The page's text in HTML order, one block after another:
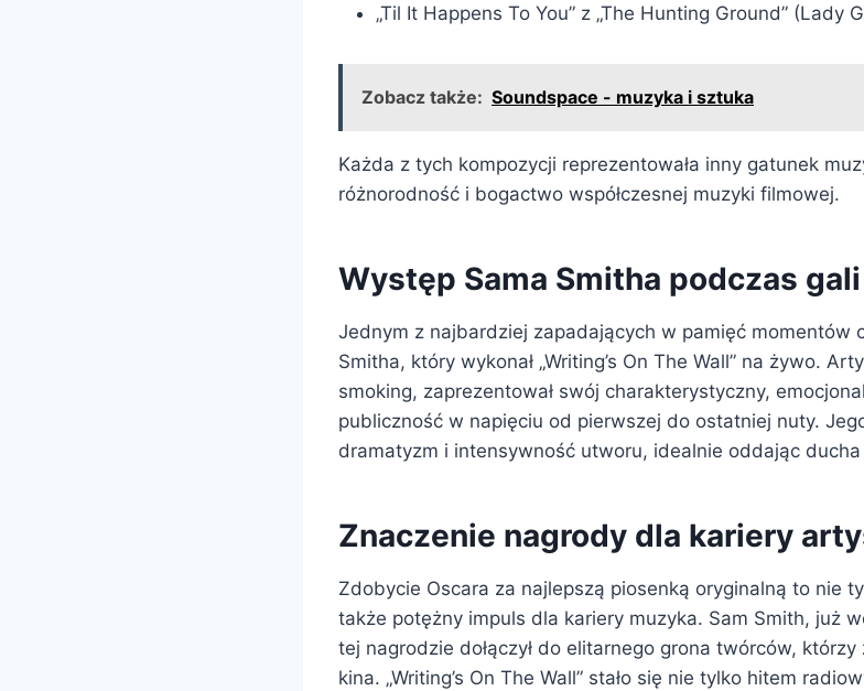
„Til It Happens To You” z „The Hunting Ground” (Lady
Zobacz także: Soundspace - muzyka i sztuka
Każda z tych kompozycji reprezentowała inny gatunek
różnorodność i bogactwo współczesnej muzyki filmowej.
Występ Sama Smitha podczas gali
Jednym z najbardziej zapadających w pamięć momentów
Smitha, który wykonał „Writing’s On The Wall” na żywo.
smoking, zaprezentował swój charakterystyczny,
publiczność w napięciu od pierwszej do ostatniej nuty.
dramatyzm i intensywność utworu, idealnie oddając
Znaczenie nagrody dla kariery
Zdobycie Oscara za najlepszą piosenką oryginalną to nie
także potężny impuls dla kariery muzyka. Sam Smith, już
tej nagrodzie dołączył do elitarnego grona twórców,
kina. „Writing’s On The Wall” stało się nie tylko hitem